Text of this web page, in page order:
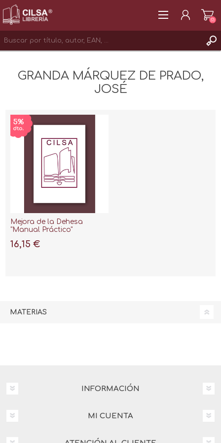
INICIAR SESIÓN
(0)
GRANDA MÁRQUEZ DE PRADO,
JOSÉ
Mejora de la Dehesa
"Manual Práctico"
16,15 €
MATERIAS
INFORMACIÓN
MI CUENTA